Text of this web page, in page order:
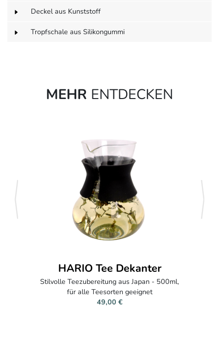
Deckel aus Kunststoff
Tropfschale aus Silikongummi
MEHR ENTDECKEN
HARIO Tee Dekanter
Stilvolle Teezubereitung aus Japan - 500ml,
für alle Teesorten geeignet
49,00 €
zurück